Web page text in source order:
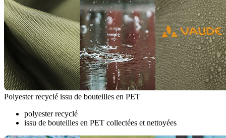
Polyester recyclé issu de bouteilles en PET
polyester recyclé
issu de bouteilles en PET collectées et nettoyées